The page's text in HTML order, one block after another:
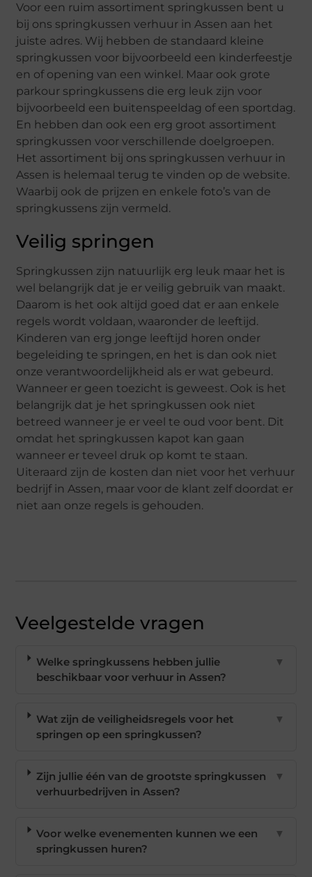
Voor een ruim assortiment springkussen bent u
bij ons springkussen verhuur in Assen aan het
juiste adres. Wij hebben de standaard kleine
springkussen voor bijvoorbeeld een kinderfeestje
en of opening van een winkel. Maar ook grote
parkour springkussens die erg leuk zijn voor
bijvoorbeeld een buitenspeeldag of een sportdag.
En hebben dan ook een erg groot assortiment
springkussen voor verschillende doelgroepen.
Het assortiment bij ons springkussen verhuur in
Assen is helemaal terug te vinden op de website.
Waarbij ook de prijzen en enkele foto’s van de
springkussens zijn vermeld.
Veilig springen
Springkussen zijn natuurlijk erg leuk maar het is
wel belangrijk dat je er veilig gebruik van maakt.
Daarom is het ook altijd goed dat er aan enkele
regels wordt voldaan, waaronder de leeftijd.
Kinderen van erg jonge leeftijd horen onder
begeleiding te springen, en het is dan ook niet
onze verantwoordelijkheid als er wat gebeurd.
Wanneer er geen toezicht is geweest. Ook is het
belangrijk dat je het springkussen ook niet
betreed wanneer je er veel te oud voor bent. Dit
omdat het springkussen kapot kan gaan
wanneer er teveel druk op komt te staan.
Uiteraard zijn de kosten dan niet voor het verhuur
bedrijf in Assen, maar voor de klant zelf doordat er
niet aan onze regels is gehouden.
Veelgestelde vragen
Welke springkussens hebben jullie
beschikbaar voor verhuur in Assen?
▼
Wat zijn de veiligheidsregels voor het
springen op een springkussen?
▼
Zijn jullie één van de grootste springkussen
verhuurbedrijven in Assen?
▼
Voor welke evenementen kunnen we een
springkussen huren?
▼